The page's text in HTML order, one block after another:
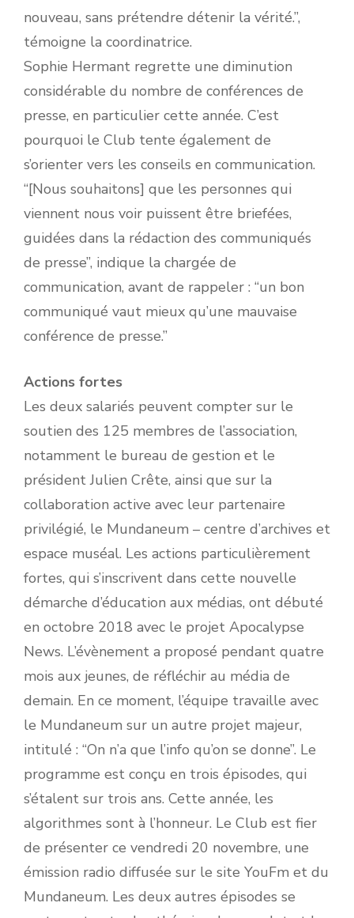
nouveau, sans prétendre détenir la vérité.”,
témoigne la coordinatrice.
Sophie Hermant regrette une diminution
considérable du nombre de conférences de
presse, en particulier cette année. C’est
pourquoi le Club tente également de
s’orienter vers les conseils en communication.
“[Nous souhaitons] que les personnes qui
viennent nous voir puissent être briefées,
guidées dans la rédaction des communiqués
de presse”, indique la chargée de
communication, avant de rappeler : “un bon
communiqué vaut mieux qu’une mauvaise
conférence de presse.”
Actions fortes
Les deux salariés peuvent compter sur le
soutien des 125 membres de l’association,
notamment le bureau de gestion et le
président Julien Crête, ainsi que sur la
collaboration active avec leur partenaire
privilégié, le Mundaneum – centre d’archives et
espace muséal. Les actions particulièrement
fortes, qui s’inscrivent dans cette nouvelle
démarche d’éducation aux médias, ont débuté
en octobre 2018 avec le projet Apocalypse
News. L’évènement a proposé pendant quatre
mois aux jeunes, de réfléchir au média de
demain. En ce moment, l’équipe travaille avec
le Mundaneum sur un autre projet majeur,
intitulé : “On n’a que l’info qu’on se donne”. Le
programme est conçu en trois épisodes, qui
s’étalent sur trois ans. Cette année, les
algorithmes sont à l’honneur. Le Club est fier
de présenter ce vendredi 20 novembre, une
émission radio diffusée sur le site YouFm et du
Mundaneum. Les deux autres épisodes se